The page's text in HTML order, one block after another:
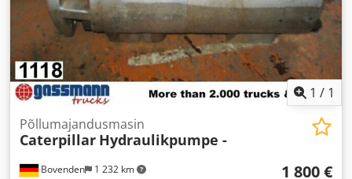
1 / 1
Bovenden 1 232 km
Põllumajandusmasin
Caterpillar Hydraulikpumpe -
1 800 €